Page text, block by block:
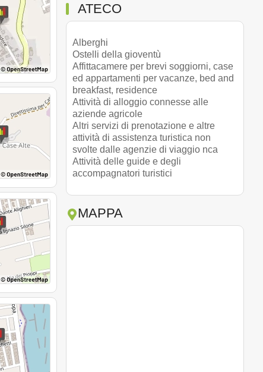
ATECO
Alberghi
Ostelli della gioventù
Affittacamere per brevi soggiorni, case
ed appartamenti per vacanze, bed and
breakfast, residence
Attività di alloggio connesse alle
aziende agricole
Altri servizi di prenotazione e altre
attività di assistenza turistica non
svolte dalle agenzie di viaggio nca
Attività delle guide e degli
accompagnatori turistici
MAPPA